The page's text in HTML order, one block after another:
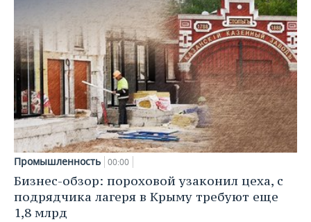
Промышленность 00:00
Бизнес-обзор: пороховой узаконил цеха, с
подрядчика лагеря в Крыму требуют еще
1,8 млрд